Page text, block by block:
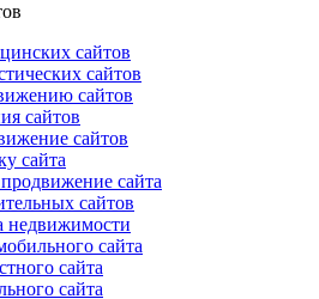
сайтов
сайтов
сайтов
сайтов
сайтов
сайта
сайта
сайтов
недвижимости
сайта
сайта
сайта